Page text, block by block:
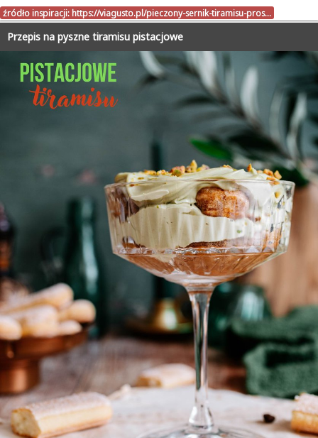
źródło inspiracji: https://viagusto.pl/pieczony-sernik-tiramisu-pros…
Przepis na pyszne tiramisu pistacjowe